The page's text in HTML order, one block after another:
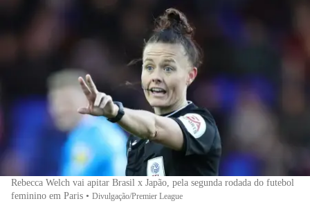
Rebecca Welch vai apitar Brasil x Japão, pela segunda rodada do futebol
feminino em Paris • Divulgação/Premier League